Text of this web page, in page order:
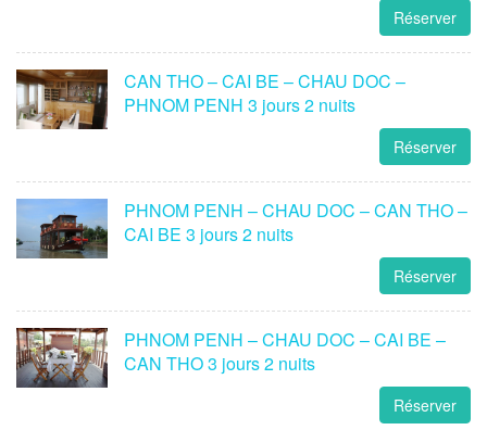
Réserver
CAN THO – CAI BE – CHAU DOC –
PHNOM PENH 3 jours 2 nuits
Réserver
PHNOM PENH – CHAU DOC – CAN THO –
CAI BE 3 jours 2 nuits
Réserver
PHNOM PENH – CHAU DOC – CAI BE –
CAN THO 3 jours 2 nuits
Réserver